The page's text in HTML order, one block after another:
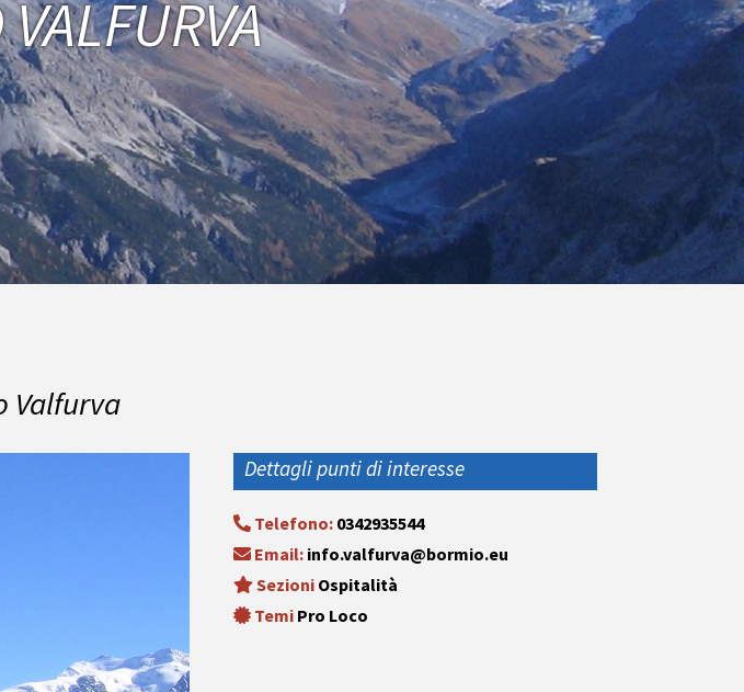
Valfurva
Dettagli punti di interesse
Telefono: 0342935544
Email: info.valfurva@bormio.eu
Sezioni Ospitalità
Temi Pro Loco